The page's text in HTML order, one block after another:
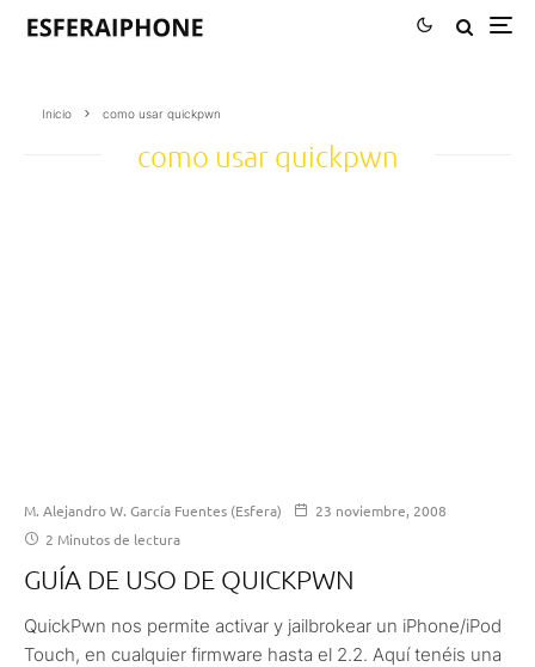
Inicio como usar quickpwn
como usar quickpwn
M. Alejandro W. García Fuentes (Esfera)
23 noviembre, 2008
2 Minutos de lectura
GUÍA DE USO DE QUICKPWN
QuickPwn nos permite activar y jailbrokear un iPhone/iPod
Touch, en cualquier firmware hasta el 2.2. Aquí tenéis una